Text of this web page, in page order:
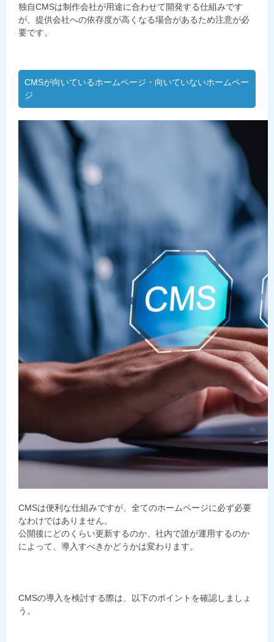
独自CMSは制作会社が用途に合わせて開発する仕組みです
が、提供会社への依存度が高くなる場合があるため注意が必
要です。
CMSが向いているホームページ・向いていないホームペー
ジ
CMSは便利な仕組みですが、全てのホームページに必ず必要
なわけではありません。
公開後にどのくらい更新するのか、社内で誰が運用するのか
によって、導入すべきかどうかは変わります。
CMSの導入を検討する際は、以下のポイントを確認しましょ
う。